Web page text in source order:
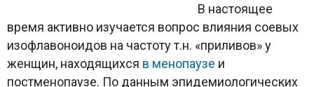
В настоящее
время активно изучается вопрос влияния соевых
изофлавоноидов на частоту т.н. «приливов» у
женщин, находящихся в менопаузе и
постменопаузе. По данным эпидемиологических